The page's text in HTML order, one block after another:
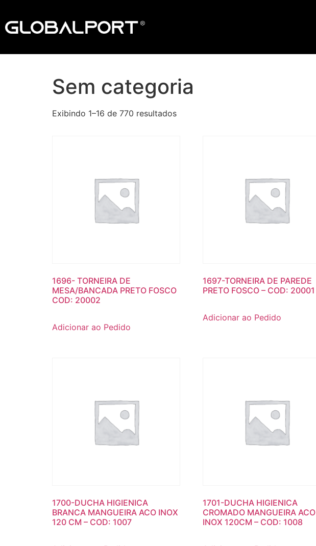
Sem categoria
Exibindo 1–16 de 770 resultados
1696- TORNEIRA DE
MESA/BANCADA PRETO FOSCO
COD: 20002
Adicionar ao Pedido
1697-TORNEIRA DE PAREDE
PRETO FOSCO – COD: 20001
Adicionar ao Pedido
1700-DUCHA HIGIENICA
BRANCA MANGUEIRA ACO INOX
120 CM – COD: 1007
1701-DUCHA HIGIENICA
CROMADO MANGUEIRA ACO
INOX 120CM – COD: 1008